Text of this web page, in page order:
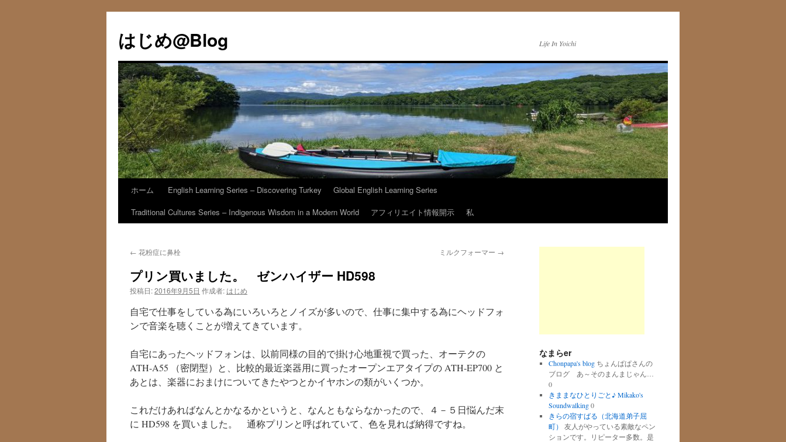
テ
ン
へ
ス
キ
ッ
プ
はじめ@Blog Life In Yoichi
ホーム English Learning Series – Discovering Turkey
Global English Learning Series
Traditional Cultures Series – Indigenous Wisdom in a Modern World
アフィリエイト情報開示 私
← 花粉症に鼻栓 ミルクフォーマー →
プリン買いました。 ゼンハイザー HD598
投稿日:2016年9月5日 作成者: はじめ
自宅で仕事をしている為にいろいろとノイズが多いので、仕事に集中する為にヘッドフォ
ンで音楽を聴くことが増えてきています。
自宅にあったヘッドフォンは、以前同様の目的で掛け心地重視で買った、オーテクの
ATH-A55 （密閉型）と、比較的最近楽器用に買ったオープンエアタイプの ATH-EP700 と
あとは、楽器におまけについてきたやつとかイヤホンの類がいくつか。
これだけあればなんとかなるかというと、なんともならなかったので、４－５日悩んだ末
に HD598 を買いました。 通称プリンと呼ばれていて、色を見れば納得ですね。
なまらer
Chonpapa's blogちょんぱぱさんの
ブログ あ～そのまんまじゃん…
0
きままなひとりごと♪ Mikako's
Soundwalking0
きらの宿すばる（北海道弟子屈
町）
友人がやっている素敵なペン
ションです。リピーター多数。是